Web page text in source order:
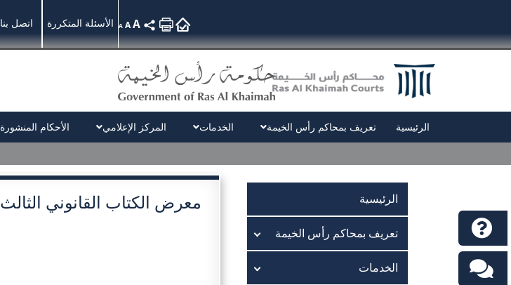
اتصل بنا الأسئلة المتكررة A AA
الرئيسية تعريف بمحاكم رأس الخيمة الخدمات المركز الإعلامي الأحكام المنشورة
الرئيسية
تعريف بمحاكم رأس الخيمة
الخدمات
معرض الكتاب القانوني الثالث